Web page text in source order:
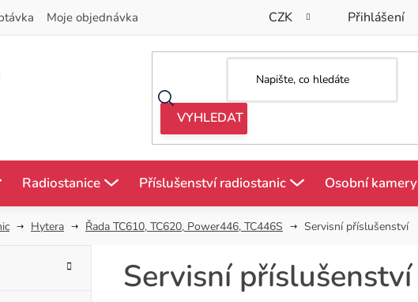
Moje objednávka CZK Přihlášení
Radiostanice Příslušenství radiostanic Osobní kamery
Hytera Řada TC610, TC620, Power446, TC446S Servisní příslušenství
Servisní příslušenství